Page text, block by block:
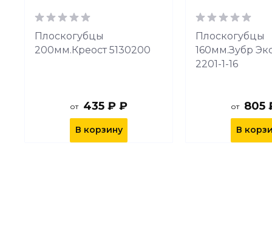
Плоскогубцы
200мм.Креост 5130200
от 435 ₽ ₽
В корзину
Плоскогубцы
160мм.Зубр
2201-1-16
от 805
В